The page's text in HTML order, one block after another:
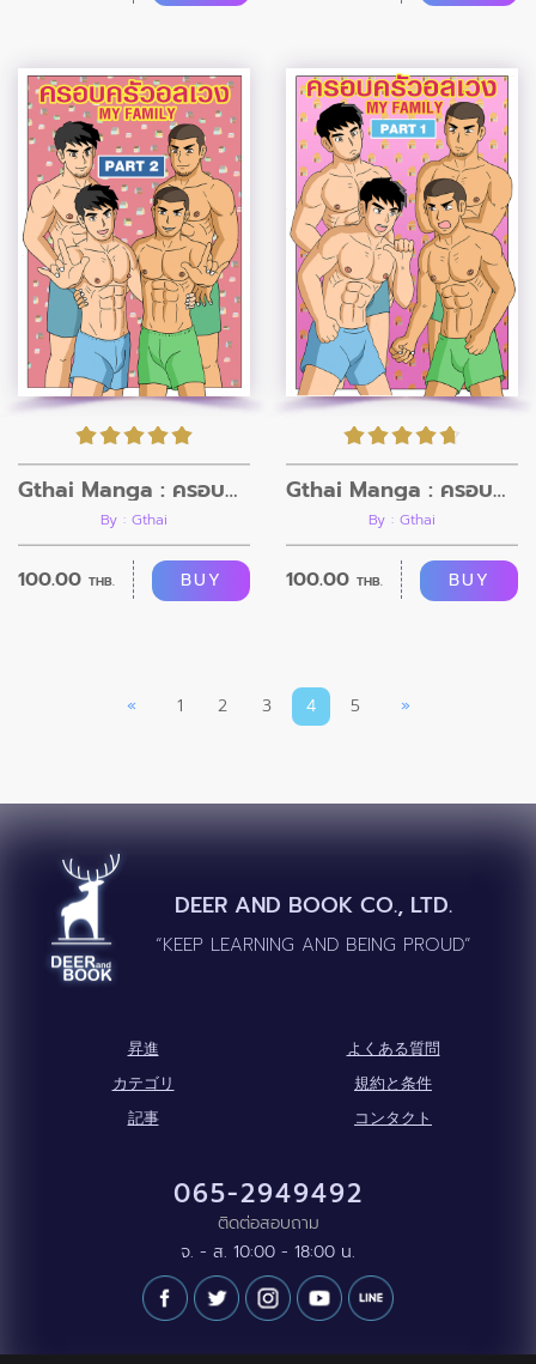
Gthai Manga : ครอบครัวอลเวง ภาค 2
By : Gthai
100.00 THB. BUY
Gthai Manga : ครอบครัวอลเวง ภาค 1
By : Gthai
100.00 THB. BUY
« 1 2 3 4 5 »
DEER AND BOOK CO., LTD.
“KEEP LEARNING AND BEING PROUD”
昇進
よくある質問
カテゴリ
規約と条件
記事
コンタクト
065-2949492
ติดต่อสอบถาม
จ. - ส. 10:00 - 18:00 น.